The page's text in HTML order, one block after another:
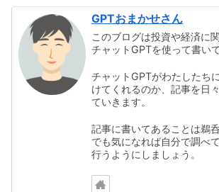
GPTおまかせさん
このブログは投資や経済に
チャットGPTを使って書い
チャットGPTがわたしたち
けてくれるのか、記事を日
ていきます。
記事に書いてあることは鵜
でも気になれば自分で調べ
行うようにしましょう。